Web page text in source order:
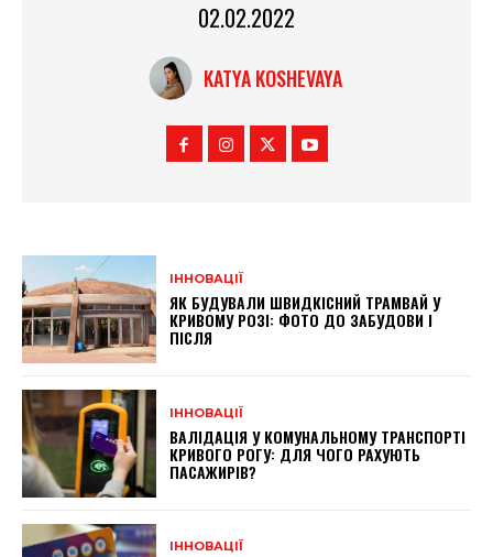
02.02.2022
KATYA KOSHEVAYA
ІННОВАЦІЇ
ЯК БУДУВАЛИ ШВИДКІСНИЙ ТРАМВАЙ У
КРИВОМУ РОЗІ: ФОТО ДО ЗАБУДОВИ І
ПІСЛЯ
ІННОВАЦІЇ
ВАЛІДАЦІЯ У КОМУНАЛЬНОМУ ТРАНСПОРТІ
КРИВОГО РОГУ: ДЛЯ ЧОГО РАХУЮТЬ
ПАСАЖИРІВ?
ІННОВАЦІЇ